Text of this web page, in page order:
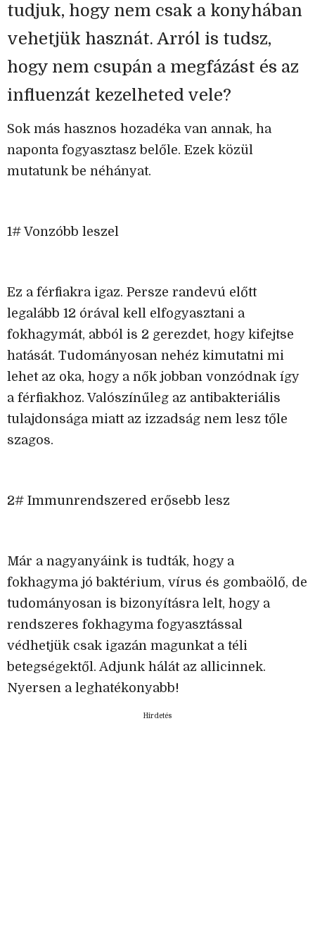
tudjuk, hogy nem csak a konyhában
vehetjük hasznát. Arról is tudsz,
hogy nem csupán a megfázást és az
influenzát kezelheted vele?
Sok más hasznos hozadéka van annak, ha
naponta fogyasztasz belőle. Ezek közül
mutatunk be néhányat.
1# Vonzóbb leszel
Ez a férfiakra igaz. Persze randevú előtt
legalább 12 órával kell elfogyasztani a
fokhagymát, abból is 2 gerezdet, hogy kifejtse
hatását. Tudományosan nehéz kimutatni mi
lehet az oka, hogy a nők jobban vonzódnak így
a férfiakhoz. Valószínűleg az antibakteriális
tulajdonsága miatt az izzadság nem lesz tőle
szagos.
2# Immunrendszered erősebb lesz
Már a nagyanyáink is tudták, hogy a
fokhagyma jó baktérium, vírus és gombaölő, de
tudományosan is bizonyításra lelt, hogy a
rendszeres fokhagyma fogyasztással
védhetjük csak igazán magunkat a téli
betegségektől. Adjunk hálát az allicinnek.
Nyersen a leghatékonyabb!
Hirdetés